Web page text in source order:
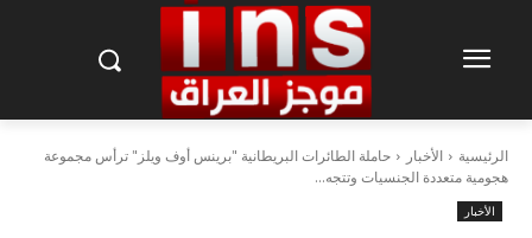
الرئيسية الأخبار
حاملة الطائرات البريطانية "برينس أوف ويلز" ترأس مجموعة
هجومية متعددة الجنسيات وتتجه...
الأخبار